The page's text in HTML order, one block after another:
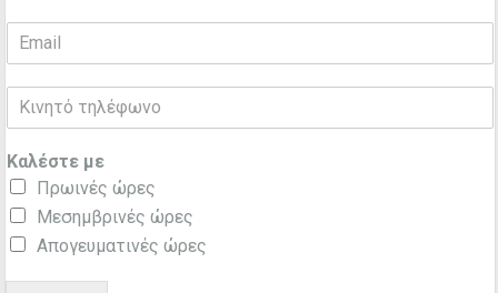
Καλέστε με
Πρωινές ώρες
Μεσημβρινές ώρες
Απογευματινές ώρες